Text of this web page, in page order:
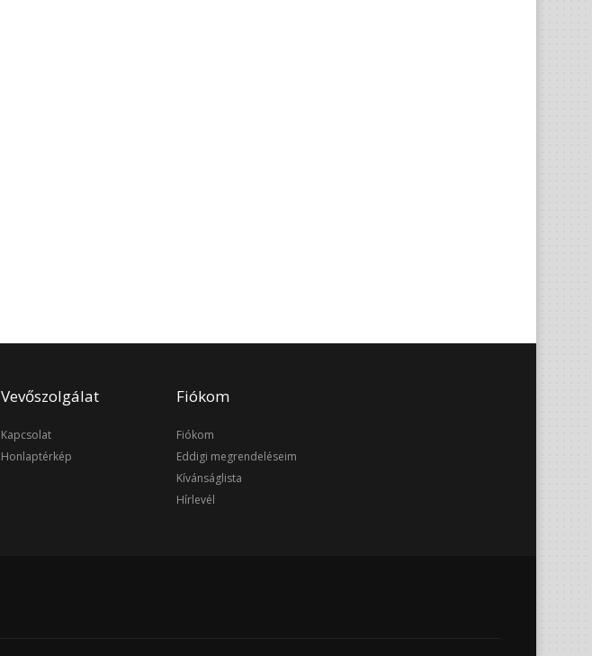
Vevőszolgálat
Kapcsolat
Honlaptérkép
Fiókom
Fiókom
Eddigi megrendeléseim
Kívánságlista
Hírlevél